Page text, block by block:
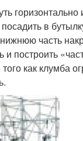
горизонтально
в
часть
построить
как клумба